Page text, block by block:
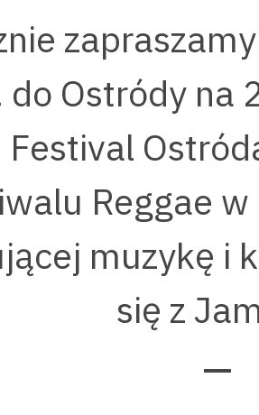
do Ostródy na
Festival
Reggae
muzykę i
się z